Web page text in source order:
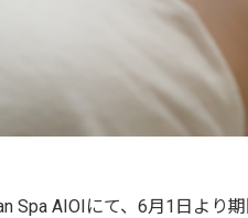
Spa AIOIにて、6月1日より